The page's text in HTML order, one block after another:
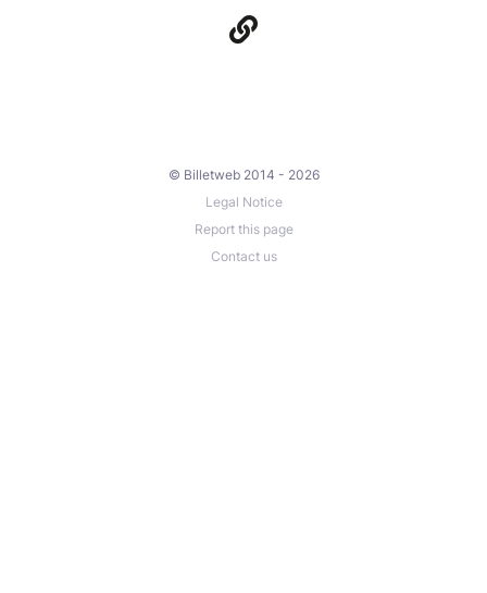
© Billetweb 2014 - 2026
Legal Notice
Report this page
Contact us